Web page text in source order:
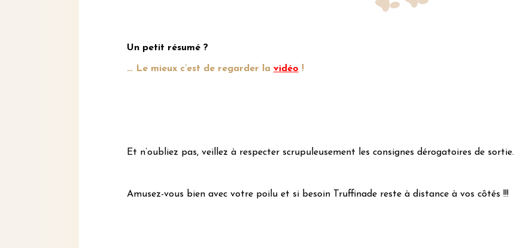
Un petit résumé ?
… Le mieux c’est de regarder la vidéo !
Et n’oubliez pas, veillez à respecter scrupuleusement les consignes dérogatoires de sortie.
Amusez-vous bien avec votre poilu et si besoin Truffinade reste à distance à vos côtés !!!